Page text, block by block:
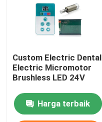
Custom Electric Dental
Electric Micromotor
Brushless LED 24V
Harga terbaik